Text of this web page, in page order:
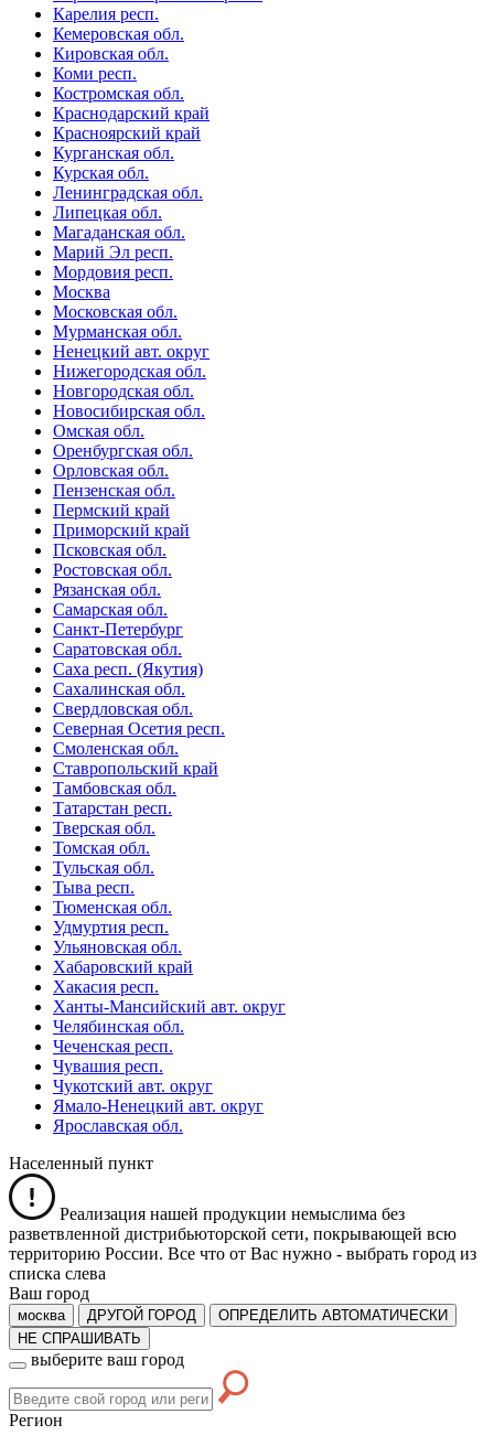
Карелия респ.
Кемеровская обл.
Кировская обл.
Коми респ.
Костромская обл.
Краснодарский край
Красноярский край
Курганская обл.
Курская обл.
Ленинградская обл.
Липецкая обл.
Магаданская обл.
Марий Эл респ.
Мордовия респ.
Москва
Московская обл.
Мурманская обл.
Ненецкий авт. округ
Нижегородская обл.
Новгородская обл.
Новосибирская обл.
Омская обл.
Оренбургская обл.
Орловская обл.
Пензенская обл.
Пермский край
Приморский край
Псковская обл.
Ростовская обл.
Рязанская обл.
Самарская обл.
Санкт-Петербург
Саратовская обл.
Саха респ. (Якутия)
Сахалинская обл.
Свердловская обл.
Северная Осетия респ.
Смоленская обл.
Ставропольский край
Тамбовская обл.
Татарстан респ.
Тверская обл.
Томская обл.
Тульская обл.
Тыва респ.
Тюменская обл.
Удмуртия респ.
Ульяновская обл.
Хабаровский край
Хакасия респ.
Ханты-Мансийский авт. округ
Челябинская обл.
Чеченская респ.
Чувашия респ.
Чукотский авт. округ
Ямало-Ненецкий авт. округ
Ярославская обл.
Населенный пункт
Реализация нашей продукции немыслима без
разветвленной дистрибьюторской сети, покрывающей всю
территорию России. Все что от Вас нужно - выбрать город из
списка слева
Ваш город
москва ДРУГОЙ ГОРОД
ОПРЕДЕЛИТЬ АВТОМАТИЧЕСКИ
НЕ СПРАШИВАТЬ
выберите ваш город
Регион